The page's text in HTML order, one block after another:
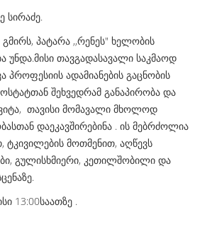
სირაძე.
პატარა ,,რენეს" ხელობის
უნდა.მისი თავგადასავალი საკმაოდ
პროფესიის ადამიანების გაცნობის
შეხვედრამ განაპირობა და
თავისი მომავალი მხოლოდ
დაეკავშირებინა . ის მებრძოლია
მოთმენით, აღწევს
გულისხმიერი, კეთილშობილი და
13:00საათზე .